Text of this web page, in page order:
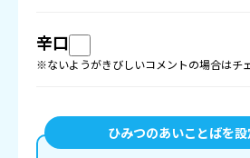
辛口
※ないようがきびしいコメントの場合はチ
ひみつのあいことばを